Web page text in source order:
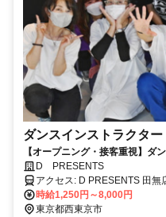
ダンスインストラクター
【オープニング・接客重視】ダ
歩2分D PRESENTS
アクセス: D PRESENTS 田無店 〒188-0011 東京都西東京市田無町2-
9-1 山岡ビル地下1階 田無駅徒
時給1,250円～8,000円
東京都西東京市